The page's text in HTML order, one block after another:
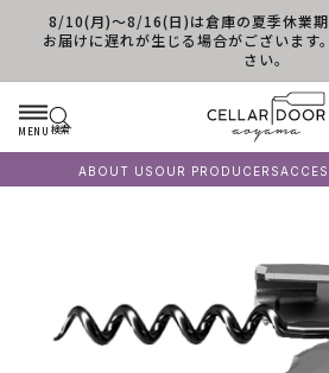
コンテンツに進む
8/10(月)～8/16(日)は倉庫の夏季休業
お届けに遅れが生じる場合がございます
さい。
MENU 検索
ABOUT US OUR PRODUCERS